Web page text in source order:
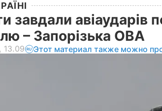
завдали авіаударів
– Запорізька ОВА
13.09 Этот материал также можно